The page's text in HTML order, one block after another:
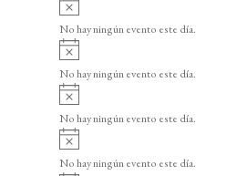
o
v
i
o
No hay ningún evento este día.
v
i
o
No hay ningún evento este día.
v
i
o
No hay ningún evento este día.
v
i
No hay ningún evento este día.